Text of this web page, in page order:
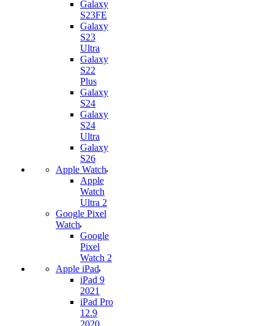
Galaxy
S23FE
Galaxy
S23
Ultra
Galaxy
S22
Plus
Galaxy
S24
Galaxy
S24
Ultra
Galaxy
S26
Apple Watch
Apple
Watch
Ultra 2
Google Pixel
Watch
Google
Pixel
Watch 2
Apple iPad
iPad 9
2021
iPad Pro
12.9
2020